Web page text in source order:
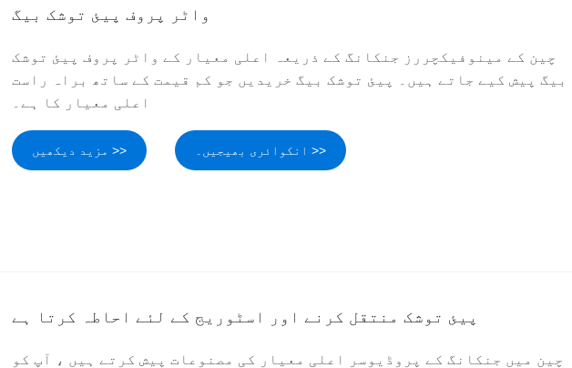
واٹر پروف پیئ توشک بیگ
چین کے مینوفیکچررز جنکانگ کے ذریعہ اعلی معیار کے واٹر پروف پیئ توشک
بیگ پیش کیے جاتے ہیں۔ پیئ توشک بیگ خریدیں جو کم قیمت کے ساتھ براہ راست
اعلی معیار کا ہے۔
مزید دیکھیں >> انکوائری بھیجیں۔ >>
پیئ توشک منتقل کرنے اور اسٹوریج کے لئے احاطہ کرتا ہے
چین میں جنکانگ کے پروڈیوسر اعلی معیار کی مصنوعات پیش کرتے ہیں ، آپ کو